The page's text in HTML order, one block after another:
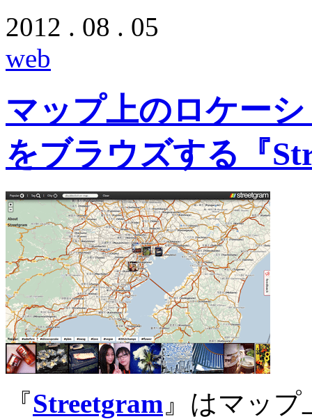
2012 . 08 . 05
web
マップ上のロケー
をブラウズする『
『Streetgram 』はマッ